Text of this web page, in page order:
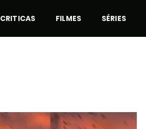
CRITICAS FILMES SÉRIES